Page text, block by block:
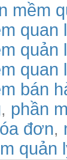
mềm
quan
quản
quan
bán
, phần
đơn,
quản